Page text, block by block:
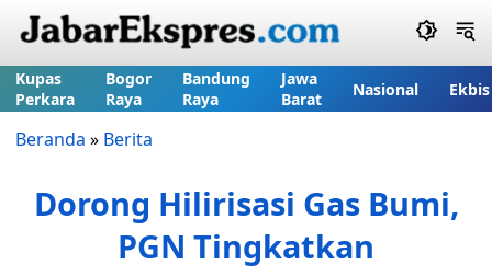
Kupas
Perkara
Bogor
Raya
Bandung
Raya
Jawa
Barat
Nasional Ekbis
Beranda » Berita
Dorong Hilirisasi Gas Bumi,
PGN Tingkatkan